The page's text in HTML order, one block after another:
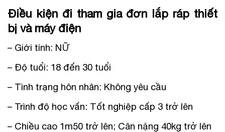
Điều kiện đi tham gia đơn lắp ráp thiết
bị và máy điện
– Giới tính: NỮ
– Độ tuổi: 18 đến 30 tuổi
– Tình trạng hôn nhân: Không yêu cầu
– Trình độ học vấn: Tốt nghiệp cấp 3 trở lên
– Chiều cao 1m50 trở lên; Cân nặng 40kg trở lên